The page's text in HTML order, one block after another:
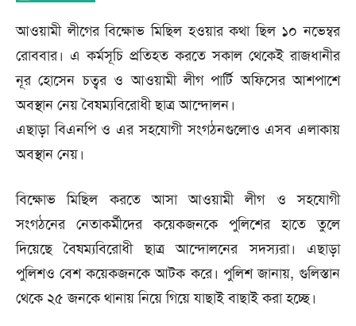
আওয়ামী লীগের বিক্ষোভ মিছিল হওয়ার কথা ছিল ১০ নভেম্বর
রোববার। এ কর্মসূচি প্রতিহত করতে সকাল থেকেই রাজধানীর
নূর হোসেন চত্বর ও আওয়ামী লীগ পার্টি অফিসের আশপাশে
অবস্থান নেয় বৈষম্যবিরোধী ছাত্র আন্দোলন।
এছাড়া বিএনপি ও এর সহযোগী সংগঠনগুলোও এসব এলাকায়
অবস্থান নেয়।
বিক্ষোভ মিছিল করতে আসা আওয়ামী লীগ ও সহযোগী
সংগঠনের নেতাকর্মীদের কয়েকজনকে পুলিশের হাতে তুলে
দিয়েছে বৈষম্যবিরোধী ছাত্র আন্দোলনের সদস্যরা। এছাড়া
পুলিশও বেশ কয়েকজনকে আটক করে। পুলিশ জানায়, গুলিস্তান
থেকে ২৫ জনকে থানায় নিয়ে গিয়ে যাছাই বাছাই করা হচ্ছে।